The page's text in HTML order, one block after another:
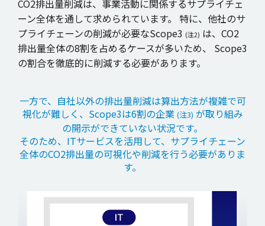
CO2排出量削減は、事業活動に関係するサプライチェ
ーン全体を通して求められています。
特に、他社のサ
プライチェーンの削減が必要なScope3 (注2) は、CO2
排出量全体の8割を占めるケースが多いため、
Scope3
の割合を徹底的に削減する必要があります。
一方で、自社以外の排出量削減は算出方法が複雑で可
視化が難しく、Scope3は6割の企業 (注3) が取り組み
の開示ができていない状況です。
そのため、ITサービスを活用して、サプライチェーン
全体のCO2排出量の可視化や削減を行う必要がありま
す。